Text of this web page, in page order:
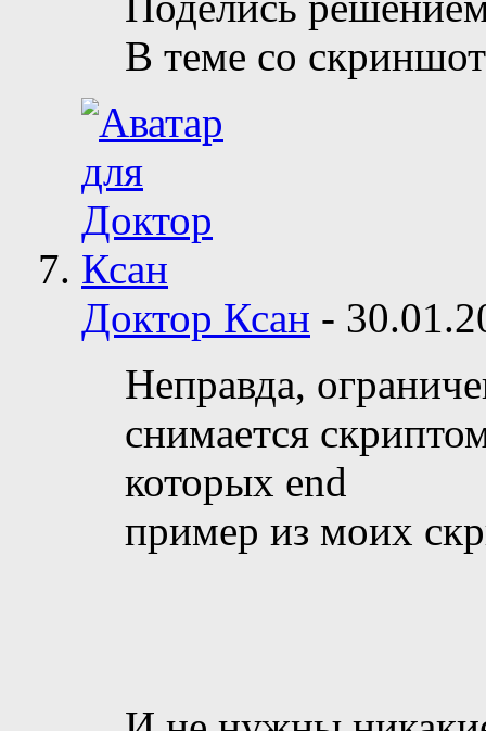
В теме со
Доктор Ксан -
Неправда,
снимается
которых end
пример из моих